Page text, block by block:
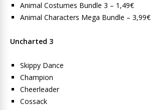
Animal Costumes Bundle 3 – 1,49€
Animal Characters Mega Bundle – 3,99€
Uncharted 3
Skippy Dance
Champion
Cheerleader
Cossack